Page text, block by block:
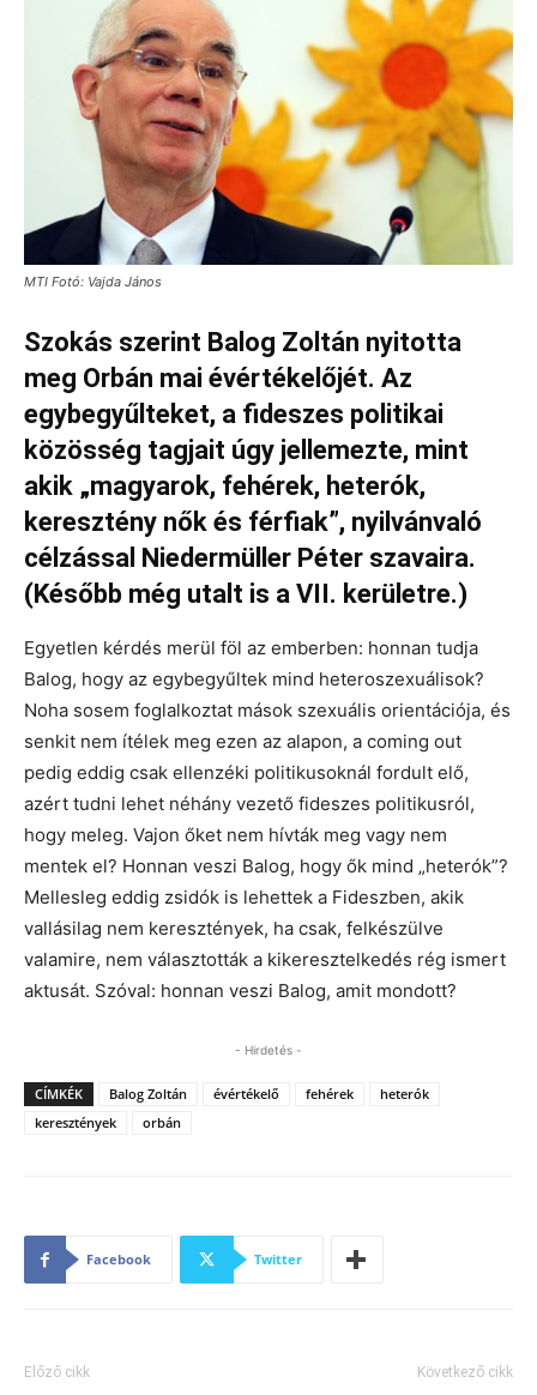
MTI Fotó: Vajda János
Szokás szerint Balog Zoltán nyitotta
meg Orbán mai évértékelőjét. Az
egybegyűlteket, a fideszes politikai
közösség tagjait úgy jellemezte, mint
akik „magyarok, fehérek, heterók,
keresztény nők és férfiak”, nyilvánvaló
célzással Niedermüller Péter szavaira.
(Később még utalt is a VII. kerületre.)
Egyetlen kérdés merül föl az emberben: honnan tudja
Balog, hogy az egybegyűltek mind heteroszexuálisok?
Noha sosem foglalkoztat mások szexuális orientációja, és
senkit nem ítélek meg ezen az alapon, a coming out
pedig eddig csak ellenzéki politikusoknál fordult elő,
azért tudni lehet néhány vezető fideszes politikusról,
hogy meleg. Vajon őket nem hívták meg vagy nem
mentek el? Honnan veszi Balog, hogy ők mind „heterók”?
Mellesleg eddig zsidók is lehettek a Fideszben, akik
vallásilag nem keresztények, ha csak, felkészülve
valamire, nem választották a kikeresztelkedés rég ismert
aktusát. Szóval: honnan veszi Balog, amit mondott?
- Hirdetés -
CÍMKÉK Balog Zoltán évértékelő fehérek
heterók
keresztények
orbán
Facebook Twitter
Előző cikk Következő cikk